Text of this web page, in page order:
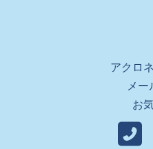
アクロ
メー
お